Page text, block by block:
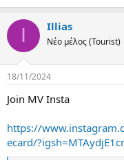
I Illias
Νέο μέλος (Tourist)
18/11/2024
Join MV Insta
https://
ecard/